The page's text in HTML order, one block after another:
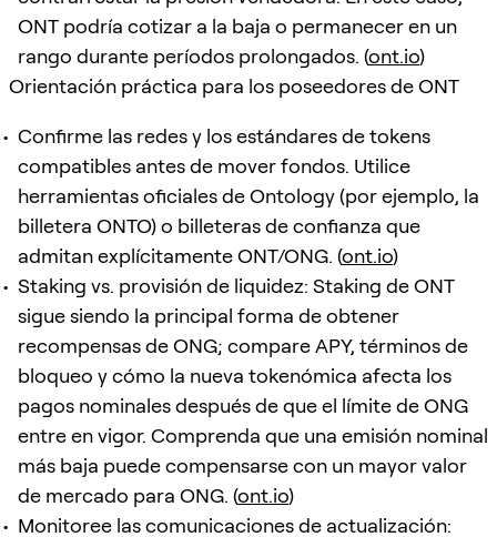
ONT podría cotizar a la baja o permanecer en un
rango durante períodos prolongados. (ont.io)
Orientación práctica para los poseedores de ONT
Confirme las redes y los estándares de tokens
compatibles antes de mover fondos. Utilice
herramientas oficiales de Ontology (por ejemplo, la
billetera ONTO) o billeteras de confianza que
admitan explícitamente ONT/ONG. (ont.io)
Staking vs. provisión de liquidez: Staking de ONT
sigue siendo la principal forma de obtener
recompensas de ONG; compare APY, términos de
bloqueo y cómo la nueva tokenómica afecta los
pagos nominales después de que el límite de ONG
entre en vigor. Comprenda que una emisión nominal
más baja puede compensarse con un mayor valor
de mercado para ONG. (ont.io)
Monitoree las comunicaciones de actualización: